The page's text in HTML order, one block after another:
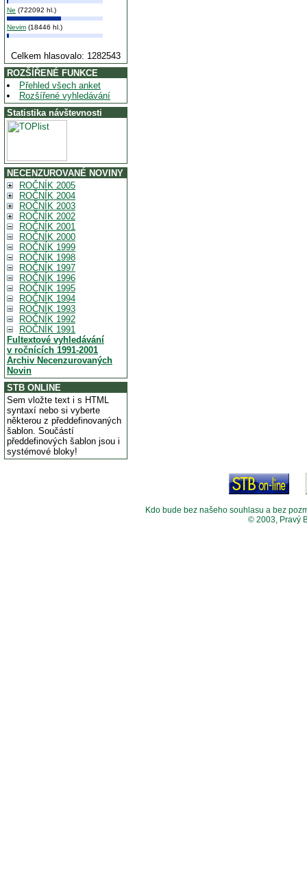
Ne (722092 hl.)
Nevim (18446 hl.)
Celkem hlasovalo: 1282543
ROZŠÍŘENÉ FUNKCE
Přehled všech anket
Rozšířené vyhledávání
Statistika návštevnosti
NECENZUROVANÉ NOVINY
ROČNÍK 2005
ROČNÍK 2004
ROČNÍK 2003
ROČNÍK 2002
ROČNÍK 2001
ROČNÍK 2000
ROČNÍK 1999
ROČNÍK 1998
ROČNÍK 1997
ROČNÍK 1996
ROČNÍK 1995
ROČNÍK 1994
ROČNÍK 1993
ROČNÍK 1992
ROČNÍK 1991
Fultextové vyhledávání
v ročnících 1991-2001
Archiv Necenzurovaných
Novin
STB ONLINE
Sem vložte text i s HTML
syntaxí nebo si vyberte
některou z předdefinovaných
šablon. Součástí
předdefinových šablon jsou i
systémové bloky!
Kdo bude bez našeho souhlasu a bez
© 2003, Pravý